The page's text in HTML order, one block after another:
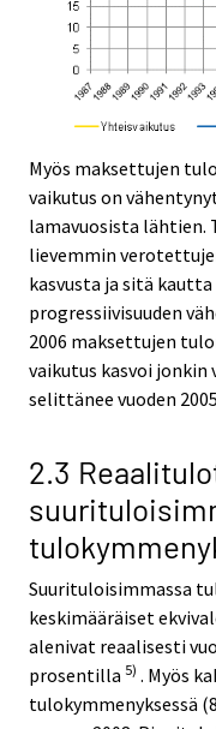
Myös maksettujen
vaikutus on
lamavuosista lähtien.
lievemmin
kasvusta ja sitä
progressiivisuuden
2006 maksettujen
vaikutus kasvoi
selittänee vuoden
2.3
Suurituloisimmassa
keskimääräiset
alenivat reaalisesti
prosentilla 5) . Myös
tulokymmenyksessä